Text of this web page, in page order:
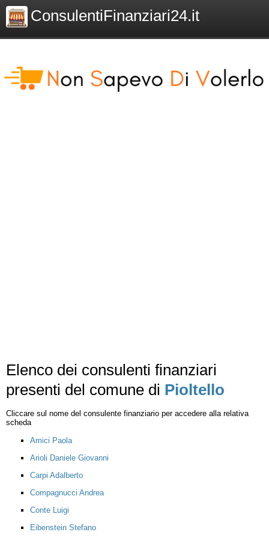
ConsulentiFinanziari24.it
Elenco dei consulenti finanziari
presenti del comune di Pioltello
Cliccare sul nome del consulente finanziario per accedere alla relativa
scheda
Amici Paola
Arioli Daniele Giovanni
Carpi Adalberto
Compagnucci Andrea
Conte Luigi
Eibenstein Stefano